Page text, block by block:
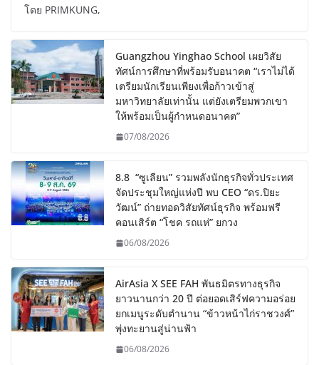
โดย PRIMKUNG,
Guangzhou Yinghao School เผยวิสัย
ทัศน์การศึกษาที่พร้อมรับอนาคต “เราไม่ได้
เตรียมนักเรียนเพียงเพื่อก้าวเข้าสู่
มหาวิทยาลัยเท่านั้น แต่ยังเตรียมพวกเขา
ให้พร้อมเป็นผู้กำหนดอนาคต”
07/08/2026
8.8 “ซูเลียน” รวมพลังนักธุรกิจทั่วประเทศ
จัดประชุมใหญ่แห่งปี พบ CEO “ดร.ปิยะ
วัฒน์” ถ่ายทอดวิสัยทัศน์ธุรกิจ พร้อมฟรี
คอนเสิร์ต “โชค รถแห่” ยกวง
06/08/2026
AirAsia X SEE FAH พันธมิตรทางธุรกิจ
ยาวนานกว่า 20 ปี ต่อยอดเสิร์ฟความอร่อย
ยกเมนูระดับตำนาน “ข้าวหน้าไก่ราชวงศ์”
พุ่งทะยานสู่น่านฟ้า
06/08/2026